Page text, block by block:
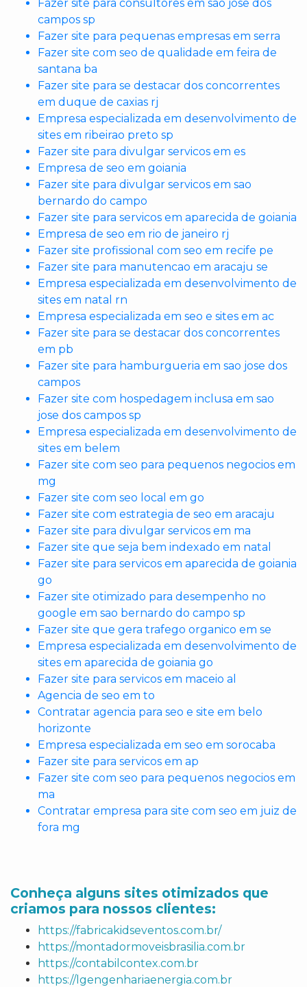
Fazer site para consultores em sao jose dos
campos sp
Fazer site para pequenas empresas em serra
Fazer site com seo de qualidade em feira de
santana ba
Fazer site para se destacar dos concorrentes
em duque de caxias rj
Empresa especializada em desenvolvimento de
sites em ribeirao preto sp
Fazer site para divulgar servicos em es
Empresa de seo em goiania
Fazer site para divulgar servicos em sao
bernardo do campo
Fazer site para servicos em aparecida de goiania
Empresa de seo em rio de janeiro rj
Fazer site profissional com seo em recife pe
Fazer site para manutencao em aracaju se
Empresa especializada em desenvolvimento de
sites em natal rn
Empresa especializada em seo e sites em ac
Fazer site para se destacar dos concorrentes
em pb
Fazer site para hamburgueria em sao jose dos
campos
Fazer site com hospedagem inclusa em sao
jose dos campos sp
Empresa especializada em desenvolvimento de
sites em belem
Fazer site com seo para pequenos negocios em
mg
Fazer site com seo local em go
Fazer site com estrategia de seo em aracaju
Fazer site para divulgar servicos em ma
Fazer site que seja bem indexado em natal
Fazer site para servicos em aparecida de goiania
go
Fazer site otimizado para desempenho no
google em sao bernardo do campo sp
Fazer site que gera trafego organico em se
Empresa especializada em desenvolvimento de
sites em aparecida de goiania go
Fazer site para servicos em maceio al
Agencia de seo em to
Contratar agencia para seo e site em belo
horizonte
Empresa especializada em seo em sorocaba
Fazer site para servicos em ap
Fazer site com seo para pequenos negocios em
ma
Contratar empresa para site com seo em juiz de
fora mg
Conheça alguns sites otimizados que
criamos para nossos clientes:
https://fabricakidseventos.com.br/
https://montadormoveisbrasilia.com.br
https://contabilcontex.com.br
https://lgengenhariaenergia.com.br